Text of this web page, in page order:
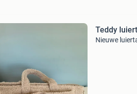
Teddy
Nieuwe